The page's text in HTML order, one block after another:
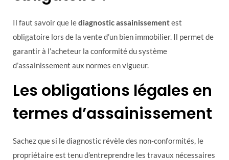
Il faut savoir que lediagnostic assainissementest
obligatoire lors de la vente d’un bien immobilier. Il permet de
garantir à l’acheteur la conformité du système
d’assainissement aux normes en vigueur.
Les obligations légales en
termes d’assainissement
Sachez que si le diagnostic révèle des non-conformités, le
propriétaire est tenu d’entreprendre les travaux nécessaires